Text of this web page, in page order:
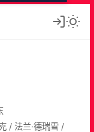
/ 法兰·德瑞雪 /